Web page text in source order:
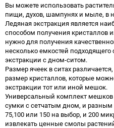
Вы можете использовать
пищи, духов, шампунях и мыле, в
Ледяная экстракция является
способом получения кристаллов
нужно для получения
несколько емкостей
экстракции с дном-ситом.
Размер ячеек в ситах
размер кристаллов, которые
экстракции тот или иной мешок.
Универсальный комплект мешков
сумки с сетчатым дном, и
75,100 или 150 на выбор, и 200
извлекать ценные смолы